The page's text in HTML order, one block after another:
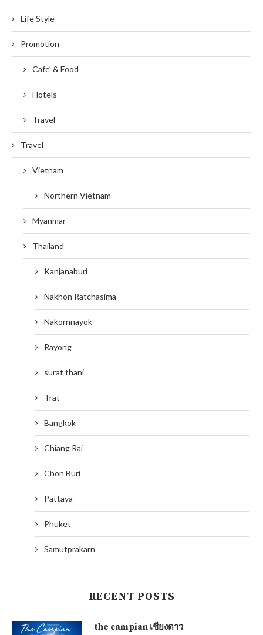
Life Style
Promotion
Cafe' & Food
Hotels
Travel
Travel
Vietnam
Northern Vietnam
Myanmar
Thailand
Kanjanaburi
Nakhon Ratchasima
Nakornnayok
Rayong
surat thani
Trat
Bangkok
Chiang Rai
Chon Buri
Pattaya
Phuket
Samutprakarn
RECENT POSTS
the campian เชียงดาว